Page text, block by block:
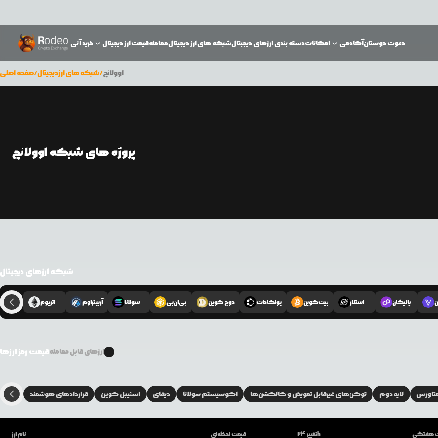
خرید آنی قیمت ارز دیجیتالمعاملهشبکه‌ های ارز دیجیتالدسته بندی ارزهای دیجیتالامکانات آکادمیدعوت دوستان
صفحه اصلی/شبکه های ارزدیجیتال/اوولانچ
پروژه های شبکه اوولانچ
شبکه ارزهای دیجیتال
اتریوم آربیتراوم سولانا بی‌ان‌بی دوج کوین پولکادات بیت‌کوین استلار پالیگان
قیمت رمز ارزهاارزهای قابل معامله
قراردادهای هوشمند استیبل کوین دیفای اکوسیستم سولانا توکن‌های غیرقابل تعویض و کالکشن‌ها لایه دوم
نام ارز قیمت لحظه‌ای تغییر 24h هفتگی